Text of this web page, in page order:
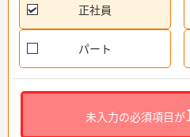
正社員
パート
未入力の必須項目が